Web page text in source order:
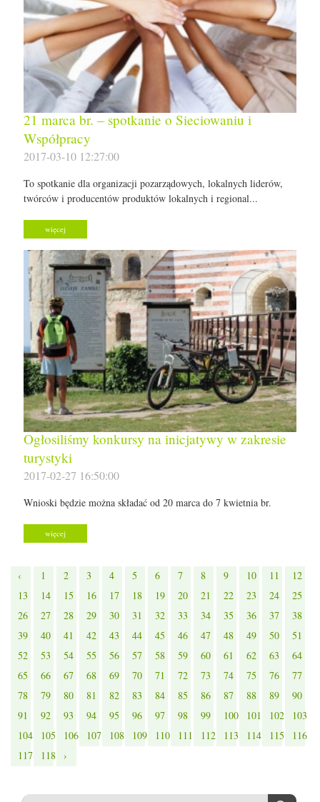
21 marca br. – spotkanie o Sieciowaniu i
Współpracy
2017-03-10 12:27:00
To spotkanie dla organizacji pozarządowych, lokalnych liderów,
twórców i producentów produktów lokalnych i regional...
więcej
Ogłosiliśmy konkursy na inicjatywy w zakresie
turystyki
2017-02-27 16:50:00
Wnioski będzie można składać od 20 marca do 7 kwietnia br.
więcej
‹ 1 2 3 4 5 6 7 8 9 10 11
12
13
14 15 16 17 18 19 20 21 22 23 24
25
26
27 28 29 30 31 32 33 34 35 36 37
38
39
40 41 42 43 44 45 46 47 48 49 50
51
52
53 54 55 56 57 58 59 60 61 62 63
64
65
66 67 68 69 70 71 72 73 74 75 76
77
78
79 80 81 82 83 84 85 86 87 88 89
90
91
92 93 94 95 96 97 98 99 100 101 102
103
104
105 106 107 108 109 110 111 112 113 114 115
116
117
118 ›